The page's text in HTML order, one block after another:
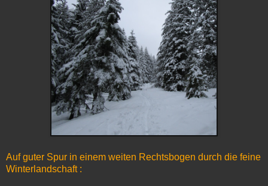
Auf guter Spur in einem weiten Rechtsbogen durch die feine
Winterlandschaft :